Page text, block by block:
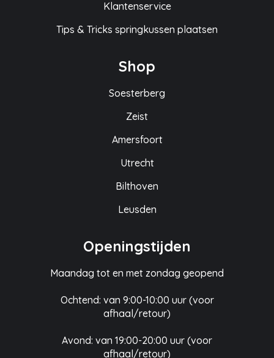
Klantenservice
Tips & Tricks springkussen plaatsen
Shop
Soesterberg
Zeist
Amersfoort
Utrecht
Bilthoven
Leusden
Openingstijden
Maandag tot en met zondag geopend
Ochtend: van 9:00-10:00 uur (voor
afhaal/retour)
Avond: van 19:00-20:00 uur (voor
afhaal/retour)